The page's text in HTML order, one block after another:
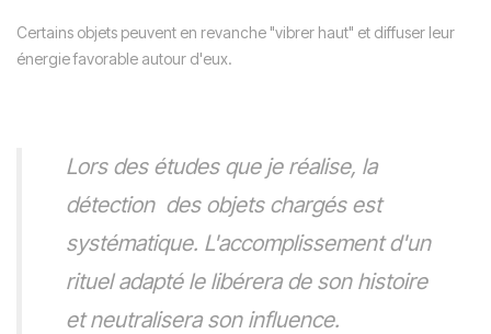
Certains objets peuvent en revanche "vibrer haut" et diffuser leur
énergie favorable autour d'eux.
Lors des études que je réalise, la
détection des objets chargés est
systématique. L'accomplissement d'un
rituel adapté le libérera de son histoire
et neutralisera son influence.